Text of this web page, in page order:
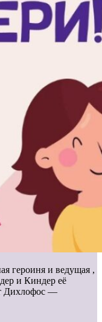
героиня и ведущая ,
и Киндер её
Дихлофос —